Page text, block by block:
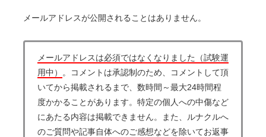
メールアドレスが公開されることはありません。
メールアドレスは必須ではなくなりました（試験運
用中）
。コメントは承認制のため、コメントして頂
いてから掲載されるまで、数時間～最大24時間程
度かかることがあります。特定の個人への中傷など
にあたる内容は掲載できません。また、ルナクルへ
のご質問や記事自体へのご感想などを除いてお返事